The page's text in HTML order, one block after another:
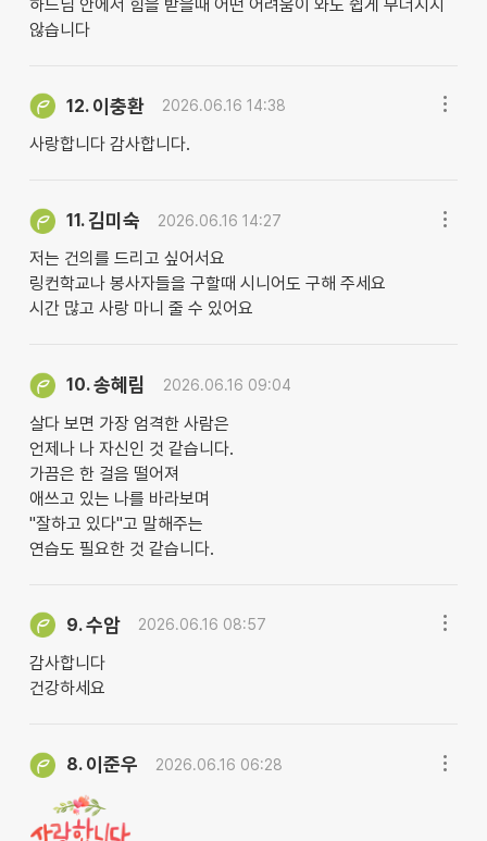
하느님 안에서 힘을 받을때 어떤 어려움이 와도 쉽게 무너지지
않습니다
12. 이충환 2026.06.16 14:38
사랑합니다 감사합니다.
11.김미숙 2026.06.16 14:27
저는 건의를 드리고 싶어서요
링컨학교나 봉사자들을 구할때 시니어도 구해 주세요
시간 많고 사랑 마니 줄 수 있어요
10.송혜림 2026.06.16 09:04
살다 보면 가장 엄격한 사람은
언제나 나 자신인 것 같습니다.
가끔은 한 걸음 떨어져
애쓰고 있는 나를 바라보며
"잘하고 있다"고 말해주는
연습도 필요한 것 같습니다.
9.수암 2026.06.16 08:57
감사합니다
건강하세요
8. 이준우 2026.06.16 06:28